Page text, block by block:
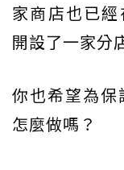
家商店也已
開設了一家分
你也希望為
怎麼做嗎？